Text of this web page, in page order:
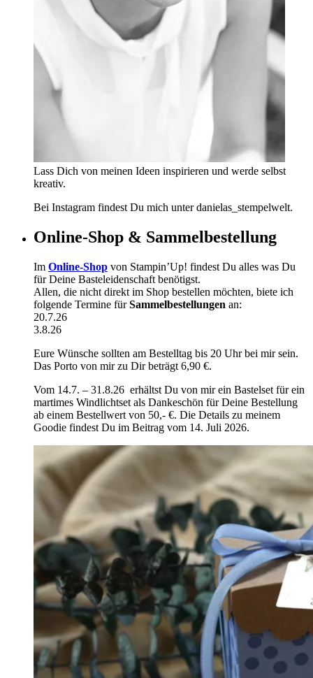
Lass Dich von meinen Ideen inspirieren und werde selbst
kreativ.
Bei Instagram findest Du mich unter danielas_stempelwelt.
Online-Shop & Sammelbestellung
Im Online-Shop von Stampin’Up! findest Du alles was Du
für Deine Basteleidenschaft benötigst.
Allen, die nicht direkt im Shop bestellen möchten, biete ich
folgende Termine fürSammelbestellungen an:
20.7.26
3.8.26
Eure Wünsche sollten am Bestelltag bis 20 Uhr bei mir sein.
Das Porto von mir zu Dir beträgt 6,90 €.
Vom 14.7. – 31.8.26 erhältst Du von mir ein Bastelset für ein
martimes Windlichtset als Dankeschön für Deine Bestellung
ab einem Bestellwert von 50,- €. Die Details zu meinem
Goodie findest Du im Beitrag vom 14. Juli 2026.